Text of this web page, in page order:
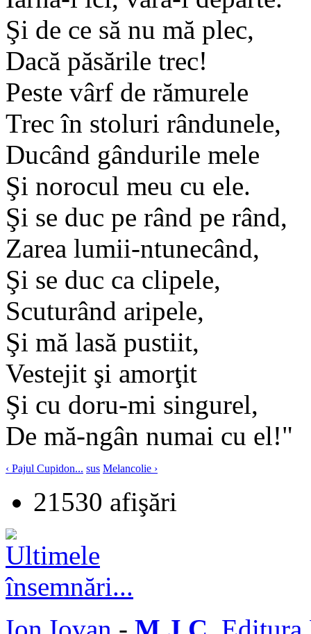
Şi de ce să nu mă plec,
Dacă păsările trec!
Peste vârf de rămurele
Trec în stoluri rândunele,
Ducând gândurile mele
Şi norocul meu cu ele.
Şi se duc pe rând pe rând,
Zarea lumii-ntunecând,
Şi se duc ca clipele,
Scuturând aripele,
Şi mă lasă pustiit,
Vestejit şi amorţit
Şi cu doru-mi singurel,
De mă-ngân numai cu el!"
‹ Pajul Cupidon... sus Melancolie ›
21530 afişări